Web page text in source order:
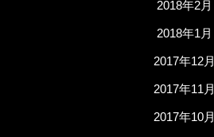
2018年2月
2018年1月
2017年12月
2017年11月
2017年10月